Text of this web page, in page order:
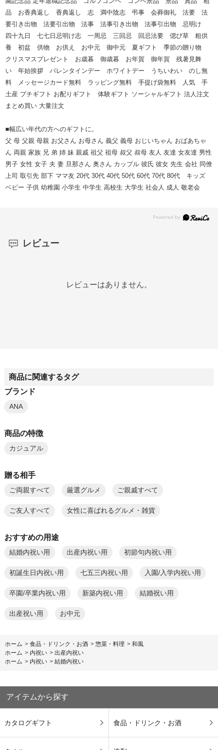
品 お香典返し 香典返し 志 満中陰志 弔事 会葬御礼 法要 法
要引き出物 法要引出物 法事 法事引き出物 法事引出物 忌明け
四十九日 七七日忌明け志 一周忌 三回忌 回忌法要 偲び草 粗供
養 初盆 供物 お供え お中元 御中元 夏ギフト 季節の贈り物
クリスマスプレゼント お歳暮 御歳暮 お年賀 御年賀 残暑見舞
い 年始挨拶 バレンタインデー ホワイトデー うちいわい のし無
料 メッセージカード無料 ラッピング無料 手提げ袋無料 人気 手
土産 プチギフト お配りギフト 体験ギフト ソーシャルギフト 法人注文
まとめ買い 大量注文
■幅広い年代の方へのギフトに。
父 母 父親 母親 お父さん お母さん 義父 義母 おじいちゃん おばあちゃ
ん 両親 家族 兄 弟 姉 妹 親戚 祖父 祖母 叔父 叔母 友人 友達 女友達 男性
男子 女性 女子 夫 妻 旦那さん 奥さん カップル 彼氏 彼女 先生 会社 同僚
上司 取引先 部下 ママ友 20代 30代 40代 50代 60代 70代 80代 キッズ
ベビー 子供 幼稚園 小学生 中学生 高校生 大学生 社会人 成人 敬老会
レビュー
レビューはありません。
商品に関連するタグ
ブランド
ANA
商品の特徴
カジュアル
贈る相手
ご両親すべて 厳選グルメ ご親戚すべて
ご友人すべて 女性に喜ばれるグルメ・雑貨
おすすめの用途
結婚内祝い用 出産内祝い用 初節句内祝い用
初誕生日内祝い用 七五三内祝い用 入園/入学内祝い用
卒園/卒業内祝い用 新築内祝い用 結婚祝い用
出産祝い用 お中元
ホーム > 食品・ドリンク・お酒 > 惣菜・料理 > 和風
ホーム > 内祝い > 出産内祝い
ホーム > 内祝い > 結婚内祝い
アイテムから探す
カタログギフト 食品・ドリンク・お酒